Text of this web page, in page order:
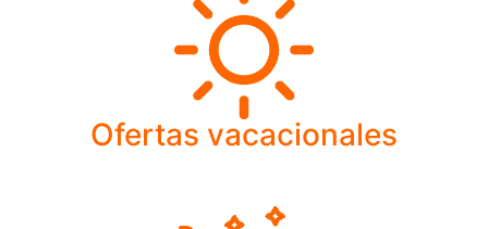
Ofertas vacacionales